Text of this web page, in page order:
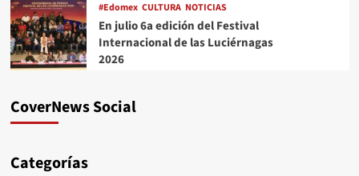
#Edomex CULTURA NOTICIAS
En julio 6a edición del Festival
Internacional de las Luciérnagas
2026
CoverNews Social
Categorías